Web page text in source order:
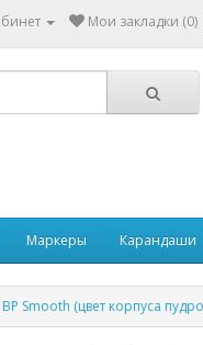
Мои закладки (0)
Маркеры Карандаши
Smooth (цвет корпуса